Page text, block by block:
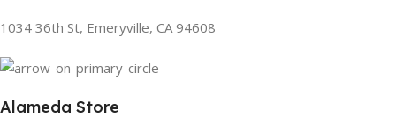
1034 36th St, Emeryville, CA 94608
Alameda Store